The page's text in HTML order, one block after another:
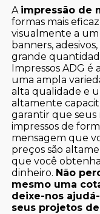
A impressão de
formas mais
visualmente a
banners,
grande
Impressos ADG é
uma ampla
alta qualidade e
altamente
garantir que seus
impressos de
mensagem que
preços são
que você
dinheiro. Não
mesmo uma
deixe-nos
seus projetos